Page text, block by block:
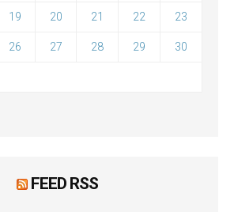
19 20 21 22 23
26 27 28 29 30
FEED RSS